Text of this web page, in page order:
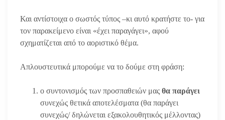
Και αντίστοιχα ο σωστός τύπος –κι αυτό κρατήστε το- για
τον παρακείμενο είναι «έχει παραγάγει», αφού
σχηματίζεται από το αοριστικό θέμα.
Απλουστευτικά μπορούμε να το δούμε στη φράση:
ο συντονισμός των προσπαθειών μας θα παράγει
συνεχώς θετικά αποτελέσματα (θα παράγει
συνεχώς/ δηλώνεται εξακολουθητικός μέλλοντας)